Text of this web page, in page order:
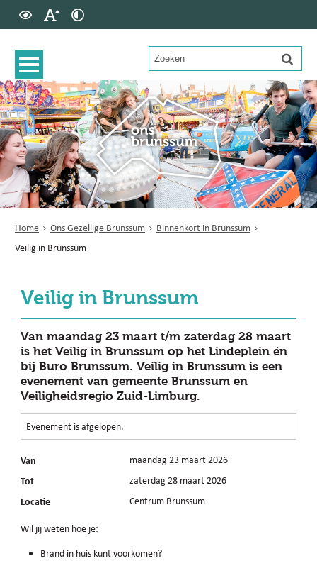
Home Ons Gezellige Brunssum
Binnenkort in Brunssum
Veilig in Brunssum
Veilig in Brunssum
Van maandag 23 maart t/m zaterdag 28 maart
is het Veilig in Brunssum op het Lindeplein én
bij Buro Brunssum. Veilig in Brunssum is een
evenement van gemeente Brunssum en
Veiligheidsregio Zuid-Limburg.
Evenement is afgelopen.
Van maandag 23 maart 2026
Tot zaterdag 28 maart 2026
Locatie Centrum Brunssum
Wil jij weten hoe je:
Brand in huis kunt voorkomen?